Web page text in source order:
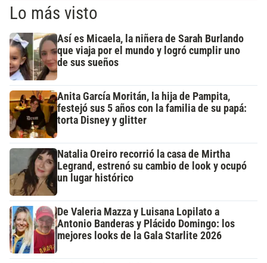
Lo más visto
Así es Micaela, la niñera de Sarah Burlando
que viaja por el mundo y logró cumplir uno
de sus sueños
Anita García Moritán, la hija de Pampita,
festejó sus 5 años con la familia de su papá:
torta Disney y glitter
Natalia Oreiro recorrió la casa de Mirtha
Legrand, estrenó su cambio de look y ocupó
un lugar histórico
De Valeria Mazza y Luisana Lopilato a
Antonio Banderas y Plácido Domingo: los
mejores looks de la Gala Starlite 2026